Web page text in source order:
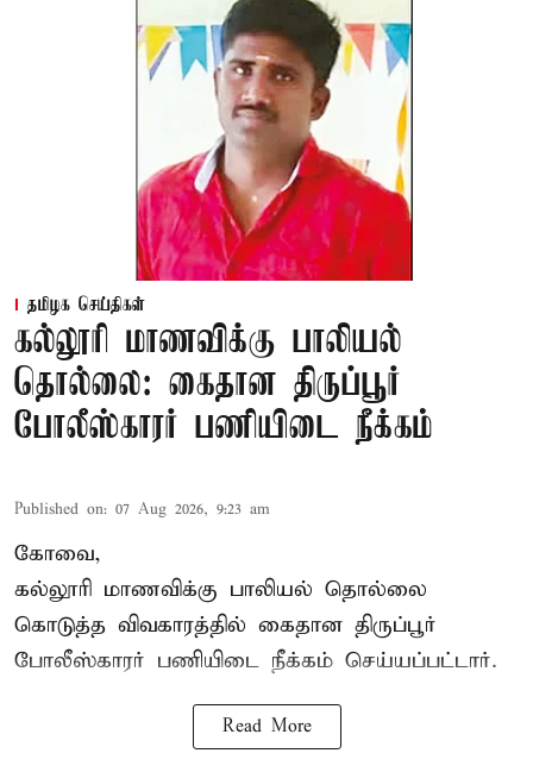
தமிழக செய்திகள்
கல்லூரி மாணவிக்கு பாலியல்
தொல்லை: கைதான திருப்பூர்
போலீஸ்காரர் பணியிடை நீக்கம்
Published on: 07 Aug 2026, 9:23 am
கோவை,
கல்லூரி மாணவிக்கு பாலியல் தொல்லை
கொடுத்த விவகாரத்தில் கைதான திருப்பூர்
போலீஸ்காரர் பணியிடை நீக்கம் செய்யப்பட்டார்.
Read More